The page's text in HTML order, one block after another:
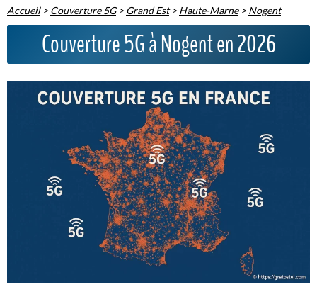
Accueil>Couverture 5G>Grand Est>Haute-Marne>Nogent
Couverture 5G à Nogent en 2026